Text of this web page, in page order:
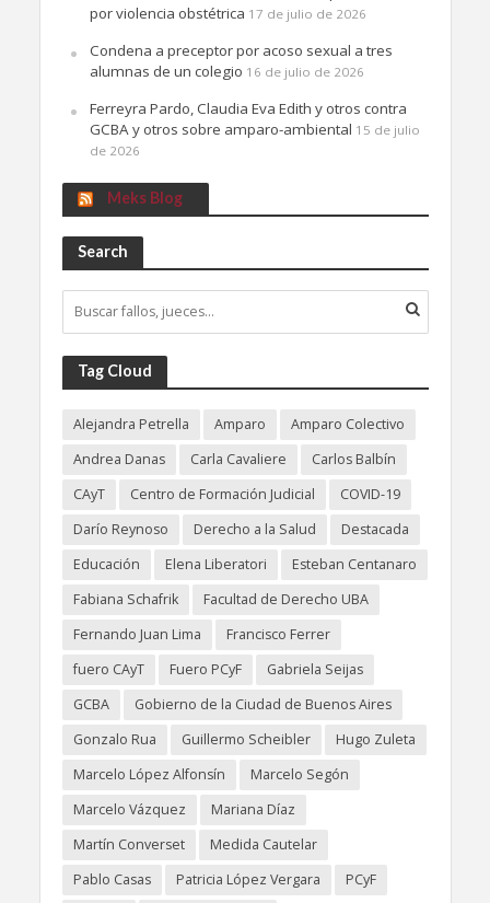
por violencia obstétrica 17 de julio de 2026
Condena a preceptor por acoso sexual a tres
alumnas de un colegio 16 de julio de 2026
Ferreyra Pardo, Claudia Eva Edith y otros contra
GCBA y otros sobre amparo-ambiental 15 de julio
de 2026
Meks Blog
Search
Tag Cloud
Alejandra Petrella Amparo
Amparo Colectivo
Andrea Danas
Carla Cavaliere
Carlos Balbín
CAyT
Centro de Formación Judicial
COVID-19
Darío Reynoso
Derecho a la Salud
Destacada
Educación
Elena Liberatori
Esteban Centanaro
Fabiana Schafrik
Facultad de Derecho UBA
Fernando Juan Lima
Francisco Ferrer
fuero CAyT
Fuero PCyF
Gabriela Seijas
GCBA
Gobierno de la Ciudad de Buenos Aires
Gonzalo Rua
Guillermo Scheibler
Hugo Zuleta
Marcelo López Alfonsín
Marcelo Segón
Marcelo Vázquez
Mariana Díaz
Martín Converset
Medida Cautelar
Pablo Casas
Patricia López Vergara
PCyF